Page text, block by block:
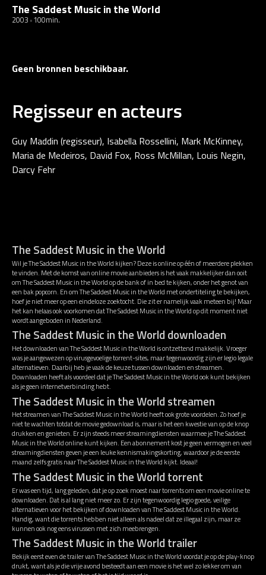
The Saddest Music in the World
2003 100min.
Geen bronnen beschikbaar.
Regisseur en acteurs
Guy Maddin (regisseur), Isabella Rossellini, Mark McKinney,
Maria de Medeiros, David Fox, Ross McMillan, Louis Negin,
Darcy Fehr
The Saddest Music in the World
Wil je The Saddest Music in the World kijken? Deze is online op één of meerdere plekken
te vinden. Met de komst van online movie aanbieders is het vaak makkelijker dan ooit
om The Saddest Music in the World op de bank of in bed te kijken, onder het genot van
een bak popcorn. En om The Saddest Music in the World met ondertiteling te bekijken,
hoef je niet meer op een eindeloze zoektocht. Die zit er namelijk vaak meteen bij! Maar
het kan helaas ook voorkomen dat The Saddest Music in the World op dit moment niet
wordt aangeboden in Nederland.
The Saddest Music in the World downloaden
Het downloaden van The Saddest Music in the World is ontzettend makkelijk. Vroeger
was je aangewezen op virusgevoelige torrent-sites, maar tegenwoordig zijn er legio legale
alternatieven. Daarbij heb je vaak de keuze tussen downloaden en streamen.
Downloaden heeft als voordeel dat je The Saddest Music in the World ook kunt bekijken
als je geen internetverbinding hebt.
The Saddest Music in the World streamen
Het streamen van The Saddest Music in the World heeft ook grote voordelen. Zo hoef je
niet te wachten totdat de movie gedownload is, maar is het een kwestie van op de knop
drukken en genieten. Er zijn steeds meer streamingdiensten waarmee je The Saddest
Music in the World online kunt kijken. Een abonnement kost je geen vermogen en veel
streamingdiensten geven je een leuke kennismakingskorting, waardoor je de eerste
maand zelfs gratis naar The Saddest Music in the World kijkt. Ideaal!
The Saddest Music in the World torrent
Er was een tijd, lang geleden, dat je op zoek moest naar torrents om een movie online te
downloaden. Dat is al lang niet meer zo. Er zijn tegenwoordig legio goede, veilige
alternatieven voor het bekijken of downloaden van The Saddest Music in the World.
Handig, want die torrents hebben niet alleen als nadeel dat ze illegaal zijn, maar ze
kunnen ook nog eens virussen met zich meebrengen.
The Saddest Music in the World trailer
Bekijk eerst even de trailer van The Saddest Music in the World voordat je op de play-knop
drukt, want als je die vrije avond besteedt aan een movie is het wel zo lekker om van